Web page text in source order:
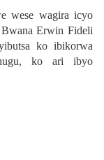
wese wagira icyo
Bwana Erwin Fideli
ko ibikorwa
ko ari ibyo